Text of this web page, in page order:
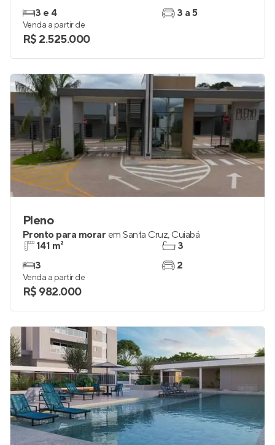
3 e 4
3 a 5
Venda a partir de
R$ 2.525.000
Pleno
Pronto para morar em Santa Cruz, Cuiabá
141 m²
3
3
2
Venda a partir de
R$ 982.000